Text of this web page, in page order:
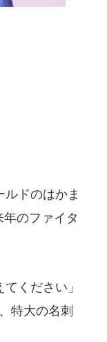
ドのはかま
のファイタ
ください」
特大の名刺